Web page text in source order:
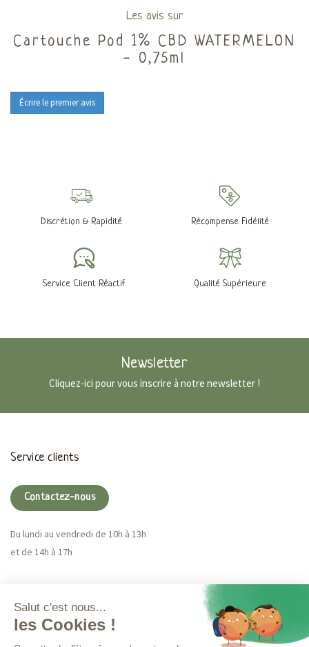
Les avis sur
Cartouche Pod 1% CBD WATERMELON
- 0,75ml
Écrire le premier avis
Discrétion & Rapidité Récompense Fidélité
Service Client Réactif Qualité Supérieure
Newsletter
Cliquez-ici pour vous inscrire à notre newsletter !
Service clients
Contactez-nous
Du lundi au vendredi de 10h à 13h
et de 14h à 17h
Plus d'infos